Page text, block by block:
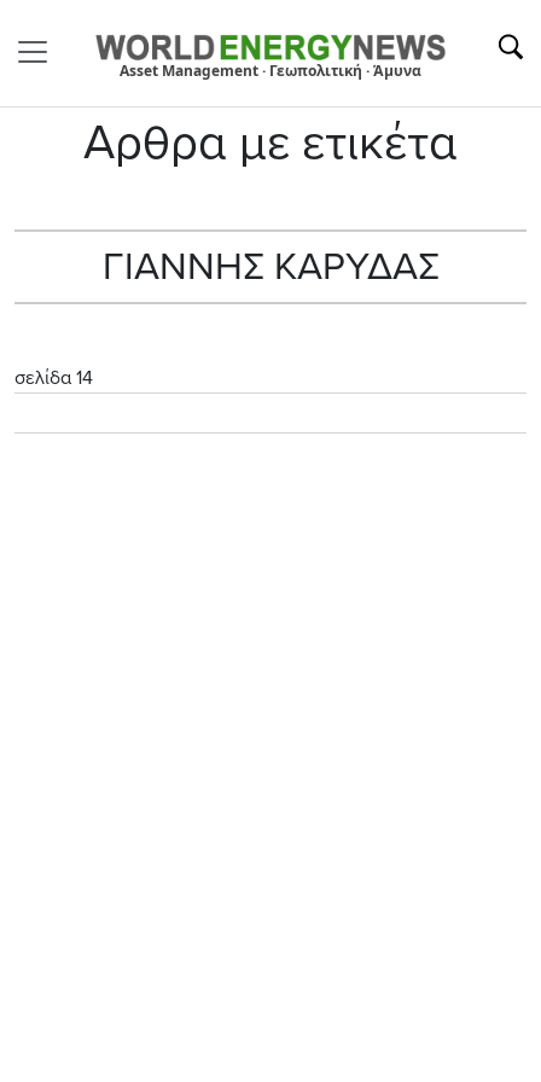
Asset Management · Γεωπολιτική · Άμυνα
Αρθρα με ετικέτα
ΓΙΑΝΝΗΣ ΚΑΡΥΔΑΣ
σελίδα 14